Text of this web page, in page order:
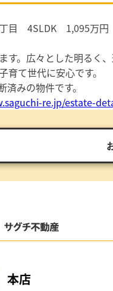
丁目 4SLDK 1,095万円
す。広々とした明るく
て世代に安心です。
みの物件です。
re.jp/estate-
本店